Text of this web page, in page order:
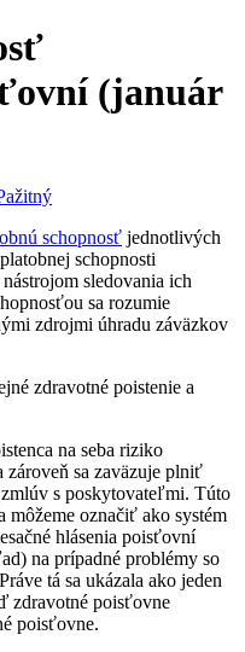
(január
schopnosť jednotlivých
schopnosti
sledovania ich
sa rozumie
zdrojmi úhradu záväzkov
zdravotné poistenie a
na seba riziko
zároveň sa zaväzuje plniť
s poskytovateľmi. Túto
môžeme označiť ako systém
hlásenia poisťovní
na prípadné problémy so
tá sa ukázala ako jeden
zdravotné poisťovne
poisťovne.